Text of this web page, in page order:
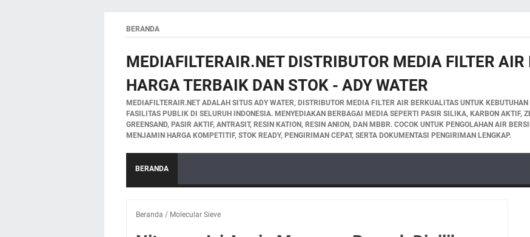
BERANDA
MEDIAFILTERAIR.NET DISTRIBUTOR MEDIA FILTER
HARGA TERBAIK DAN STOK - ADY WATER
MEDIAFILTERAIR.NET ADALAH SITUS ADY WATER, DISTRIBUTOR MEDIA FILTER AIR BERKUALITAS UNTUK
FASILITAS PUBLIK DI SELURUH INDONESIA. MENYEDIAKAN BERBAGAI MEDIA SEPERTI PASIR SILIKA, KARBON AKTIF,
GREENSAND, PASIR AKTIF, ANTRASIT, RESIN KATION, RESIN ANION, DAN MBBR. COCOK UNTUK PENGOLAHAN AIR
MENJAMIN HARGA KOMPETITIF, STOK READY, PENGIRIMAN CEPAT, SERTA DOKUMENTASI PENGIRIMAN LENGKAP.
BERANDA
Beranda / Molecular Sieve